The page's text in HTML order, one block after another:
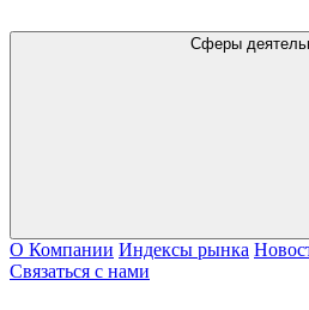
Сферы
О Компании Индексы рынка
Связаться с нами